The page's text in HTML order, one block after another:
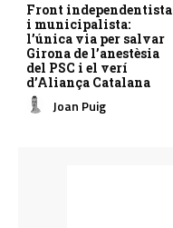
Front independentista
i municipalista:
l’única via per salvar
Girona de l’anestèsia
del PSC i el verí
d’Aliança Catalana
Joan Puig